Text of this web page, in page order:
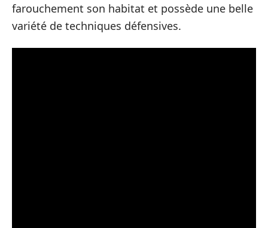
farouchement son habitat et possède une belle
variété de techniques défensives.